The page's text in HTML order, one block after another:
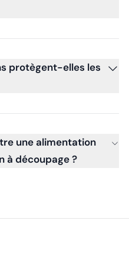
protègent-elles les
une alimentation
à découpage ?